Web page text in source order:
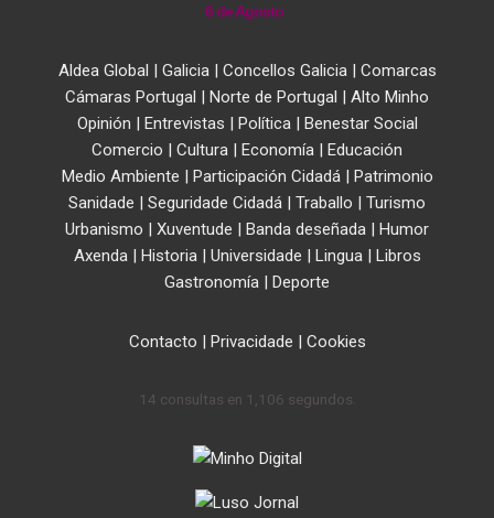
6 de Agosto
Aldea Global | Galicia| Concellos Galicia| Comarcas
Cámaras Portugal | Norte de Portugal | Alto Minho
Opinión | Entrevistas | Política| Benestar Social
Comercio | Cultura | Economía | Educación
Medio Ambiente | Participación Cidadá| Patrimonio
Sanidade | Seguridade Cidadá | Traballo | Turismo
Urbanismo | Xuventude | Banda deseñada | Humor
Axenda| Historia| Universidade | Lingua| Libros
Gastronomía | Deporte
Contacto | Privacidade | Cookies
14 consultas en 1,106 segundos.